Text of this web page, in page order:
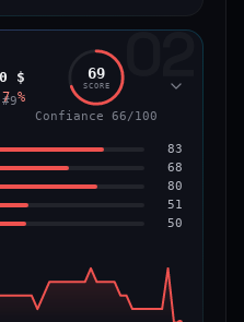
VOLUME 24 H
VAR. 30 J
+2,0 %
69/100
02
$
%
69
SCORE
Confiance 66/100
83
68
80
51
50